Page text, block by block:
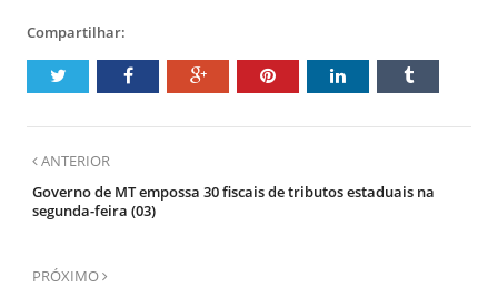
Compartilhar:
ANTERIOR
Governo de MT empossa 30 fiscais de tributos estaduais na
segunda-feira (03)
PRÓXIMO